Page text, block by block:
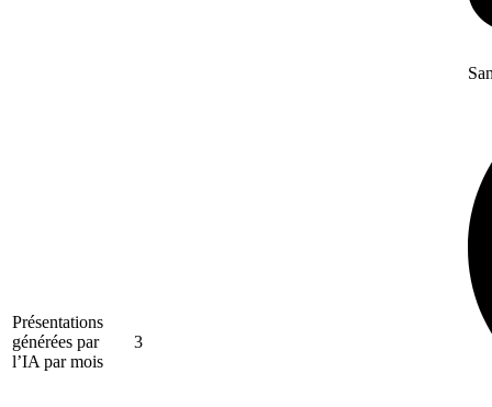
Présentations
générées par
l’IA par mois
3